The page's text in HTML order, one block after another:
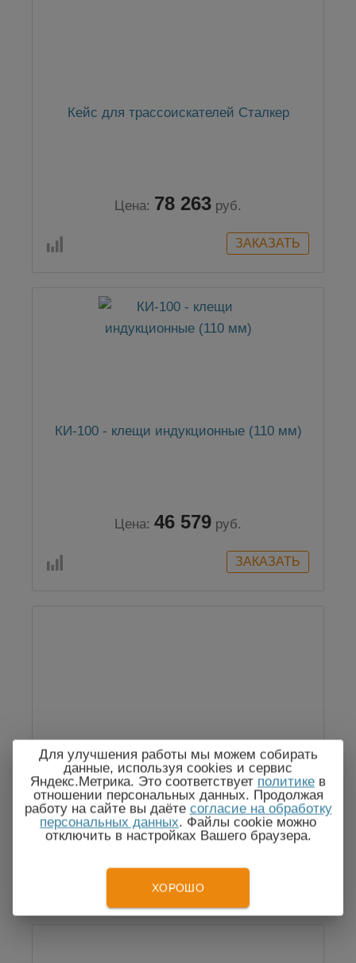
Кейс для трассоискателей Сталкер
Цена: 78 263 руб.
КИ-100 - клещи индукционные (110 мм)
Цена: 46 579 руб.
Клещи индукционные КИ-50
РАПМ.418114.003
Цена: 24 961 руб.
Для улучшения работы мы можем собирать
данные, используя cookies и сервис
Яндекс.Метрика. Это соответствует политике в
отношении персональных данных. Продолжая
работу на сайте вы даёте согласие на обработку
персональных данных. Файлы cookie можно
отключить в настройках Вашего браузера.
ХОРОШО